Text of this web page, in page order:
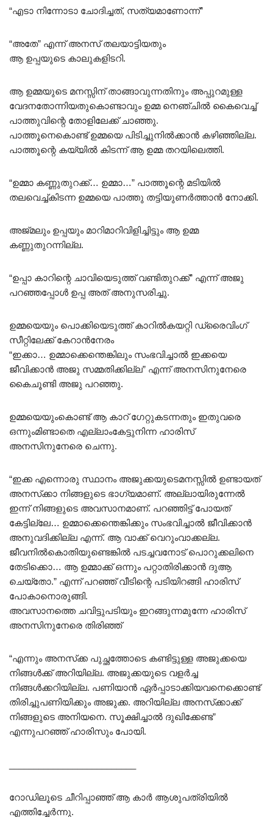
“എടാ നിന്നോടാ ചോദിച്ചത്, സത്യമാണോന്ന്”
“അതേ” എന്ന് അനസ് തലയാട്ടിയതും
ആ ഉപ്പയുടെ കാലുകളിടറി.
ആ ഉമ്മയുടെ മനസ്സിന് താങ്ങാവുന്നതിനും അപ്പുറമുള്ള
വേദനതോന്നിയതുകൊണ്ടാവും ഉമ്മ നെഞ്ചിൽ കൈവെച്ച്
പാത്തുവിന്റെ തോളിലേക്ക് ചാഞ്ഞു.
പാത്തൂനെകൊണ്ട് ഉമ്മയെ പിടിച്ചുനിൽക്കാൻ കഴിഞ്ഞില്ല.
പാത്തൂന്റെ കയ്യിൽ കിടന്ന് ആ ഉമ്മ തറയിലെത്തി.
“ഉമ്മാ കണ്ണുതുറക്ക്… ഉമ്മാ…” പാത്തൂന്റെ മടിയിൽ
തലവെച്ച്കിടന്ന ഉമ്മയെ പാത്തു തട്ടിയുണർത്താൻ നോക്കി.
അജ്മലും ഉപ്പയും മാറിമാറിവിളിച്ചിട്ടും ആ ഉമ്മ
കണ്ണുതുറന്നില്ല.
“ഉപ്പാ കാറിന്റെ ചാവിയെടുത്ത് വണ്ടിതുറക്ക്” എന്ന് അജു
പറഞ്ഞപ്പോൾ ഉപ്പ അത് അനുസരിച്ചു.
ഉമ്മയെയും പൊക്കിയെടുത്ത് കാറിൽകയറ്റി ഡ്രൈവിംഗ്
സീറ്റിലേക്ക് കേറാൻനേരം
“ഇക്കാ… ഉമ്മാക്കെന്തെങ്കിലും സംഭവിച്ചാൽ ഇക്കയെ
ജീവിക്കാൻ അജു സമ്മതിക്കില്ല” എന്ന് അനസിനുനേരെ
കൈചൂണ്ടി അജു പറഞ്ഞു.
ഉമ്മയെയുംകൊണ്ട് ആ കാറ് ഗേറ്റുകടന്നതും ഇതുവരെ
ഒന്നുംമിണ്ടാതെ എല്ലാംകേട്ടുനിന്ന ഹാരിസ്
അനസിനുനേരെ ചെന്നു.
“ഇക്ക എന്നൊരു സ്ഥാനം അജുക്കയുടെമനസ്സിൽ ഉണ്ടായത്
അനസ്‌ക്കാ നിങ്ങളുടെ ഭാഗ്യമാണ്. അല്ലായിരുന്നേൽ
ഇന്ന് നിങ്ങളുടെ അവസാനമാണ്. പറഞ്ഞിട്ട് പോയത്
കേട്ടില്ലേ… ഉമ്മാക്കെന്തെങ്കിക്കും സംഭവിച്ചാൽ ജീവിക്കാൻ
അനുവദിക്കില്ല എന്ന്. ആ വാക്ക് വെറുംവാക്കല്ല.
ജീവനിൽകൊതിയുണ്ടെങ്കിൽ പടച്ചവനോട് പൊറുക്കലിനെ
തേടിക്കൊ… ആ ഉമ്മാക്ക് ഒന്നും പറ്റാതിരിക്കാൻ ദുആ
ചെയ്തോ.” എന്ന് പറഞ്ഞ് വീടിന്റെ പടിയിറങ്ങി ഹാരിസ്
പോകാനൊരുങ്ങി.
അവസാനത്തെ ചവിട്ടുപടിയും ഇറങ്ങുന്നമുന്നേ ഹാരിസ്
അനസിനുനേരെ തിരിഞ്ഞ്
“എന്നും അനസ്‌ക്ക പുച്ഛത്തോടെ കണ്ടിട്ടുള്ള അജുക്കയെ
നിങ്ങൾക്ക് അറിയില്ല. അജുക്കയുടെ വളർച്ച
നിങ്ങൾക്കറിയില്ല. പണിയാൻ ഏർപ്പാടാക്കിയവനെക്കൊണ്ട്
തിരിച്ചുപണിയിക്കും അജുക്ക. അറിയില്ല അനസ്‌ക്കാക്ക്
നിങ്ങളുടെ അനിയനെ. സൂക്ഷിച്ചാൽ ദുഖിക്കേണ്ട”
എന്നുപറഞ്ഞ് ഹാരിസും പോയി.
റോഡിലൂടെ ചീറിപ്പാഞ്ഞ് ആ കാർ ആശുപത്രിയിൽ
എത്തിച്ചേർന്നു.